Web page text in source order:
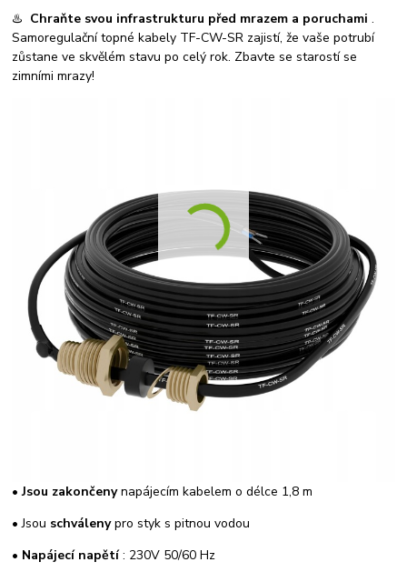
♨️ Chraňte svou infrastrukturu před mrazem a poruchami .
Samoregulační topné kabely TF-CW-SR zajistí, že vaše potrubí
zůstane ve skvělém stavu po celý rok. Zbavte se starostí se
zimními mrazy!
•Jsou zakončenynapájecím kabelem o délce 1,8 m
• Jsou schválenypro styk s pitnou vodou
• Napájecí napětí: 230V 50/60 Hz